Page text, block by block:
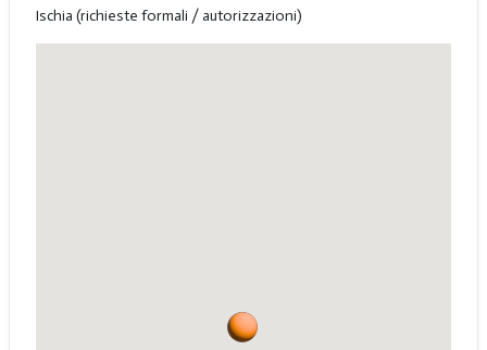
Ischia (richieste formali / autorizzazioni)